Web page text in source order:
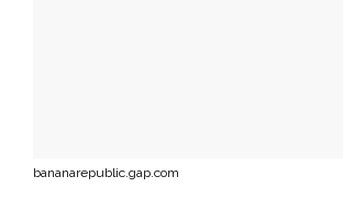
bananarepublic.gap.com